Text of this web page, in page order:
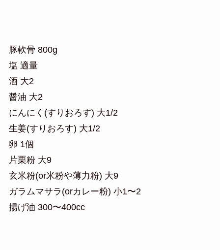
豚軟骨 800g
塩 適量
酒 大2
醤油 大2
にんにく(すりおろす) 大1/2
生姜(すりおろす) 大1/2
卵 1個
片栗粉 大9
玄米粉(or米粉や薄力粉) 大9
ガラムマサラ(orカレー粉) 小1〜2
揚げ油 300〜400cc